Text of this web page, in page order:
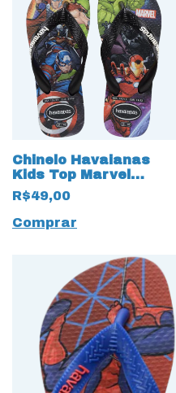
Chinelo Havaianas
Kids Top Marvel
Vingadores 18329
Preto
R$49,00
Comprar